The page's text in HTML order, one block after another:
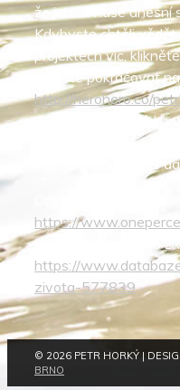
že jste si naše dnešní
Kdybyste chtěli vědět
projektech víc,
můžete pokračovat
http://herohero.co/
dvakrát tolik dalších
diskuse mezi
vás, jakou bude váš
https://
Kniha Lídrem svého
https://
zivota-577839
© 2026 PETR HORKÝ |
BRNO